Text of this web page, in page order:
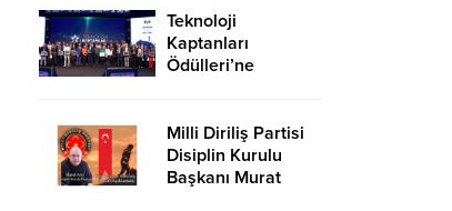
UZAK TUTUMUŞ
OLACAKTIR
Teknoloji
Kaptanları
Ödülleri’ne
Milli Diriliş Partisi
Disiplin Kurulu
Başkanı Murat